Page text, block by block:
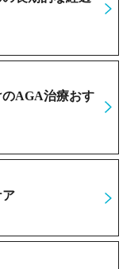
AGA治療おす
ア